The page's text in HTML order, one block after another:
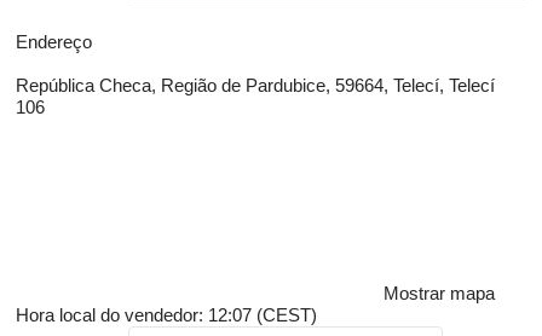
Endereço
República Checa, Região de Pardubice, 59664, Telecí, Telecí
106
Mostrar mapa
Hora local do vendedor: 12:07 (CEST)